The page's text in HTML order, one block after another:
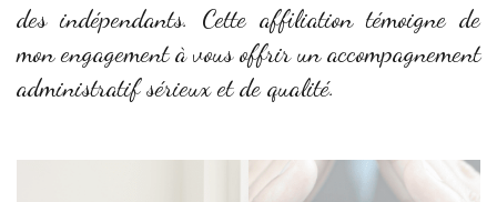
des indépendants. Cette affiliation témoigne de
mon engagement à vous offrir un accompagnement
administratif sérieux et de qualité.